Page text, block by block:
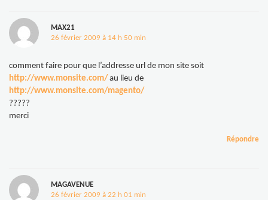
MAX21
26 février 2009 à 14 h 50 min
comment faire pour que l’addresse url de mon site soit
http://www.monsite.com/ au lieu de
http://www.monsite.com/magento/
?????
merci
Répondre
MAGAVENUE
26 février 2009 à 22 h 01 min